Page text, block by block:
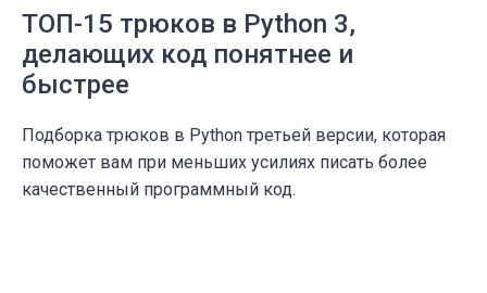
ТОП-15 трюков в Python 3,
делающих код понятнее и
быстрее
Подборка трюков в Python третьей версии, которая
поможет вам при меньших усилиях писать более
качественный программный код.